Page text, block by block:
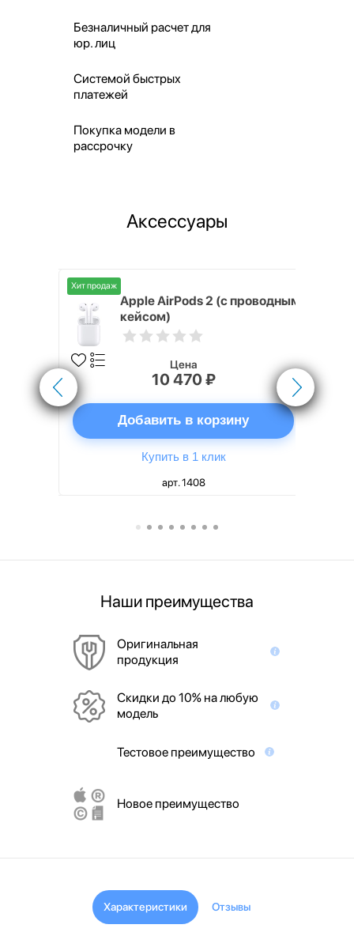
Безналичный расчет для
юр. лиц
Системой быстрых
платежей
Покупка модели в
рассрочку
Аксессуары
Хит продаж
Apple AirPods 2 (с проводным
кейсом)
Цена
10 470 ₽
Добавить в корзину
Купить в 1 клик
арт. 1408
Наши преимущества
Оригинальная
продукция
Скидки до 10% на любую
модель
Тестовое преимущество
Новое преимущество
Характеристики Отзывы